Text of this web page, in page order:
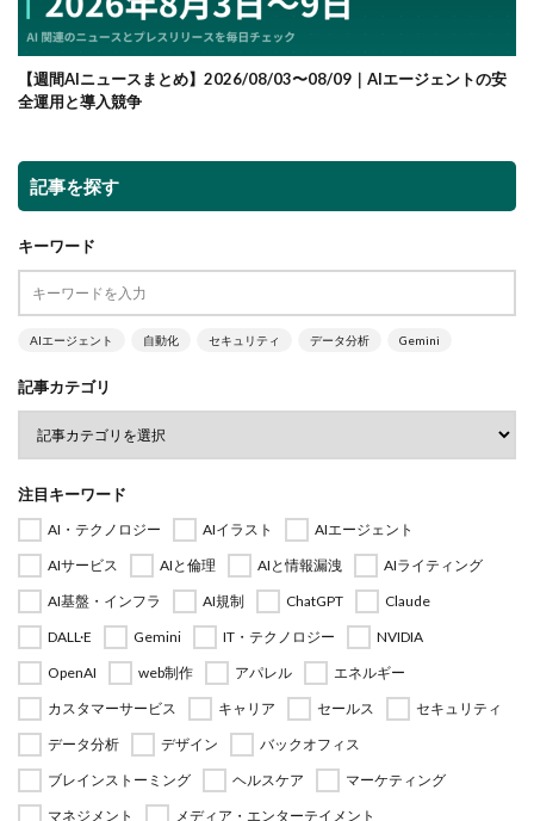
【週間AIニュースまとめ】2026/08/03〜08/09｜AIエージェントの安
全運用と導入競争
記事を探す
キーワード
AIエージェント 自動化 セキュリティ データ分析 Gemini
記事カテゴリ
注目キーワード
AI・テクノロジー AIイラスト
AIエージェント
AIサービス
AIと倫理 AIと情報漏洩
AIライティング
AI基盤・インフラ
AI規制 ChatGPT
Claude
DALL·E
Gemini IT・テクノロジー
NVIDIA
OpenAI
web制作 アパレル
エネルギー
カスタマーサービス
キャリア セールス
セキュリティ
データ分析
デザイン
バックオフィス
ブレインストーミング
ヘルスケア
マーケティング
マネジメント
メディア・エンターテイメント